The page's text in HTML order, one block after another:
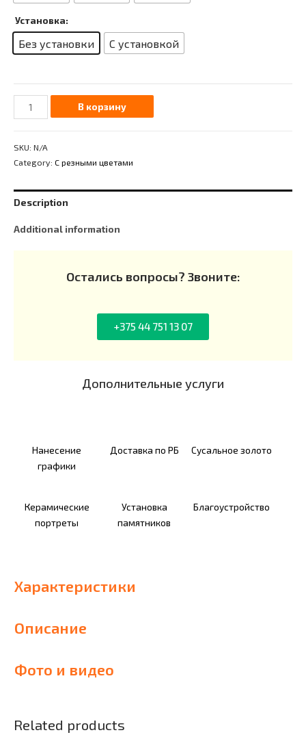
Установка:
Без установки С установкой
В корзину
SKU: N/A
Category: С резными цветами
Description
Additional information
Остались вопросы? Звоните:
+375 44 751 13 07​
Дополнительные услуги
Нанесение
графики
Доставка по РБ Сусальное золото
Керамические
портреты
Установка
памятников
Благоустройство
Характеристики
Описание
Фото и видео
Related products